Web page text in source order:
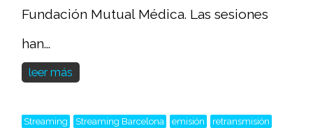
Fundación Mutual Médica. Las sesiones
han...
leer más
Streaming Streaming Barcelona emisión retransmisión